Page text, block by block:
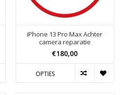
iPhone 13 Pro Max Achter
camera reparatie
€180,00
OPTIES